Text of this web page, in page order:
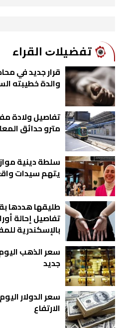
ﺗﻔﻀﻴﻼﺕ اﻟﻘﺮاء
قرار جديد في
والدة خطيبته
تفاصيل ولادة
مترو حدائق
سلطة دينية
يتهم سيدات
طليقها هددها
تفاصيل إحالة
بالإسكندرية
جديد
الارتفاع